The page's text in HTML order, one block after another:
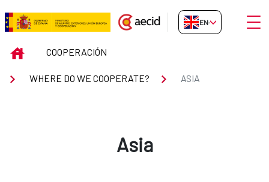
Skip to Main Content
ASIA
EN-GB
INICIOCOOPERACIÓN
WHERE DO WE COOPERATE? ASIA
Asia